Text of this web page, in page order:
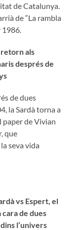
de Catalunya.
de “La rambla
retorn als
després de
de dues
la Sardà torna a
paper de Vivian
que
seva vida
vs Espert, el
cara de dues
l’univers